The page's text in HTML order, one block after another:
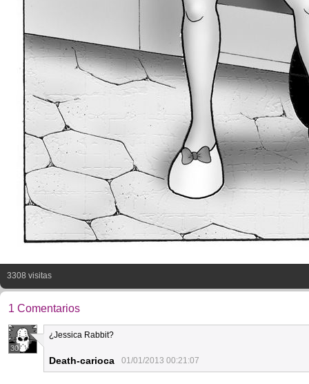
3308 visitas
1 Comentarios
30
¿Jessica Rabbit?
Death-carioca 01/01/2013 00:21:07